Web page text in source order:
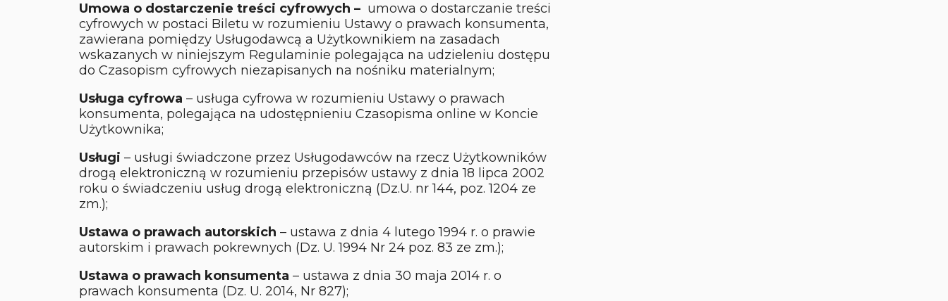
Umowa o dostarczenie treści cyfrowych – umowa o dostarczanie treści
cyfrowych w postaci Biletu w rozumieniu Ustawy o prawach konsumenta,
zawierana pomiędzy Usługodawcą a Użytkownikiem na zasadach
wskazanych w niniejszym Regulaminie polegająca na udzieleniu dostępu
do Czasopism cyfrowych niezapisanych na nośniku materialnym;
Usługa cyfrowa – usługa cyfrowa w rozumieniu Ustawy o prawach
konsumenta, polegająca na udostępnieniu Czasopisma online w Koncie
Użytkownika;
Usługi – usługi świadczone przez Usługodawców na rzecz Użytkowników
drogą elektroniczną w rozumieniu przepisów ustawy z dnia 18 lipca 2002
roku o świadczeniu usług drogą elektroniczną (Dz.U. nr 144, poz. 1204 ze
zm.);
Ustawa o prawach autorskich – ustawa z dnia 4 lutego 1994 r. o prawie
autorskim i prawach pokrewnych (Dz. U. 1994 Nr 24 poz. 83 ze zm.);
Ustawa o prawach konsumenta – ustawa z dnia 30 maja 2014 r. o
prawach konsumenta (Dz. U. 2014, Nr 827);